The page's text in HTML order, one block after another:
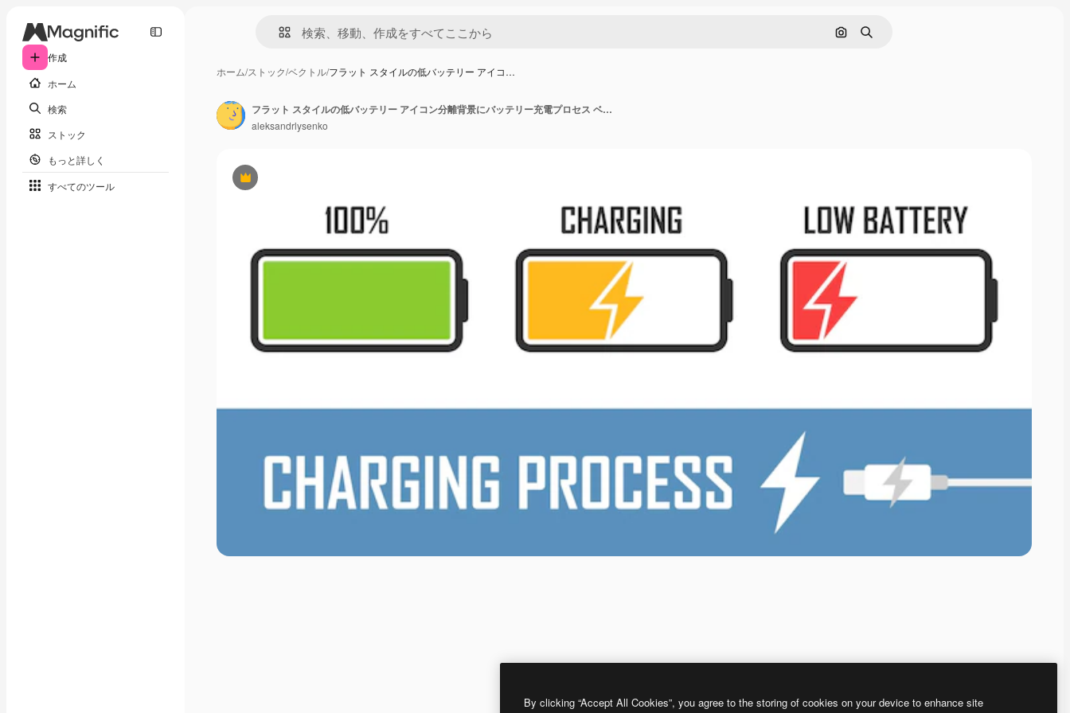
作成
ホーム
検索
ストック
もっと詳しく
すべてのツール
画像で検索
検索
ホーム/ストック/ベクトル/フラット スタイルの低バッテリー アイコ…
Premium
フラット スタイルの低バッテリー アイコン分離背景にバッテリー充電プロセス ベクトル図アキュムレーター再充電サイン ビジネス コンセプト
aleksandrlysenko
By clicking “Accept All Cookies”, you agree to the storing of cookies on your device to enhance site